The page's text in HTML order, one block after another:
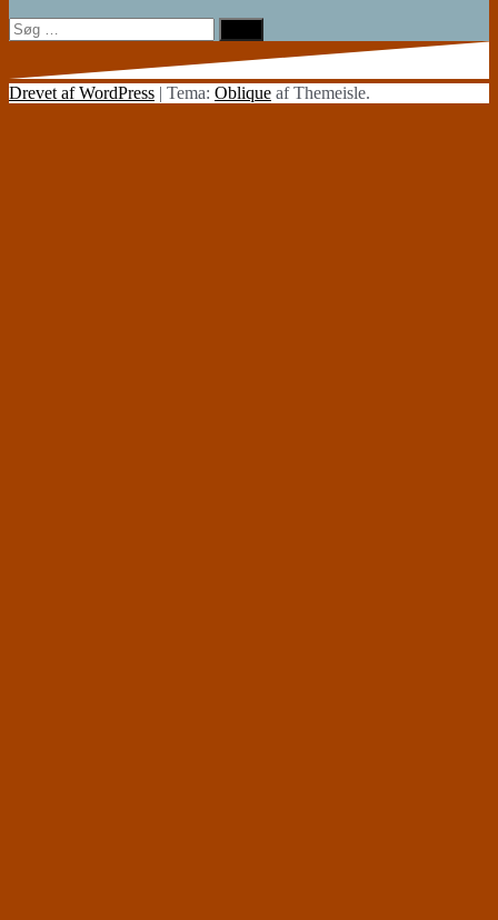
Søg
efter:
Drevet af WordPress | Tema: Oblique af Themeisle.